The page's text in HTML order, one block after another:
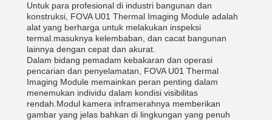
Untuk para profesional di industri bangunan dan
konstruksi, FOVA U01 Thermal Imaging Module adalah
alat yang berharga untuk melakukan inspeksi
termal.masuknya kelembaban, dan cacat bangunan
lainnya dengan cepat dan akurat.
Dalam bidang pemadam kebakaran dan operasi
pencarian dan penyelamatan, FOVA U01 Thermal
Imaging Module memainkan peran penting dalam
menemukan individu dalam kondisi visibilitas
rendah.Modul kamera inframerahnya memberikan
gambar yang jelas bahkan di lingkungan yang penuh